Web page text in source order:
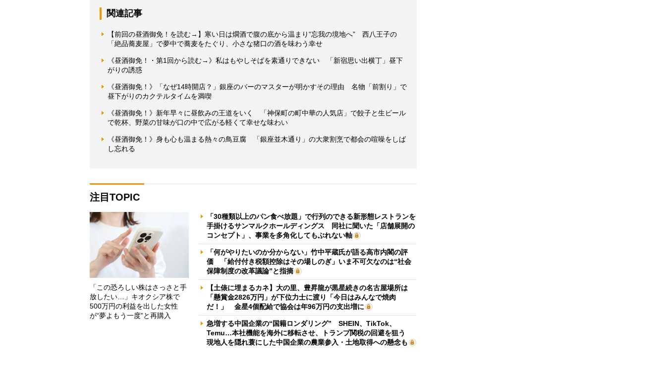
関連記事
【前回の昼酒御免！を読む→】寒い日は燗酒で腹の底から温まり“忘我の境地へ” 西八王子の
「絶品蕎麦屋」で夢中で蕎麦をたぐり、小さな猪口の酒を味わう幸せ
《昼酒御免！・第1回から読む→》私はもやしそばを素通りできない 「新宿思い出横丁」昼下
がりの誘惑
《昼酒御免！》「なぜ14時開店？」銀座のバーのマスターが明かすその理由 名物「前割り」で
昼下がりのカクテルタイムを満喫
《昼酒御免！》新年早々に昼飲みの王道をいく 「神保町の町中華の人気店」で餃子と生ビール
で乾杯、野菜の甘味が口の中で広がる軽くて幸せな味わい
《昼酒御免！》身も心も温まる熱々の鳥豆腐 「銀座並木通り」の大衆割烹で都会の喧噪をしば
し忘れる
注目TOPIC
「この恐ろしい株はさっさと手
放したい…」キオクシア株で
500万円の利益を出した女性
が“夢よもう一度”と再購入
「30種類以上のパン食べ放題」で行列のできる新形態レストランを
手掛けるサンマルクホールディングス 同社に聞いた「店舗展開の
コンセプト」、事業を多角化してもぶれない軸
「何がやりたいのか分からない」竹中平蔵氏が語る高市内閣の評
価 「給付付き税額控除はその場しのぎ」いま不可欠なのは“社会
保障制度の改革議論”と指摘
【土俵に埋まるカネ】大の里、豊昇龍が黒星続きの名古屋場所は
「懸賞金2826万円」が下位力士に渡り「今日はみんなで焼肉
だ！」 金星4個配給で協会は年96万円の支出増に
急増する中国企業の“国籍ロンダリング” SHEIN、TikTok、
Temu…本社機能を海外に移転させ、トランプ関税の回避を狙う
現地人を隠れ蓑にした中国企業の農業参入・土地取得への懸念も